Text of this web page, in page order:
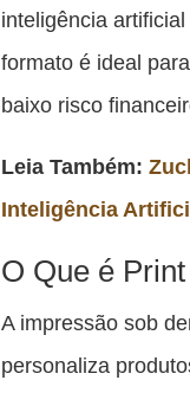
inteligência
formato é ideal
baixo risco
Leia Também:
Inteligência
O Que é
A impressão sob
personaliza